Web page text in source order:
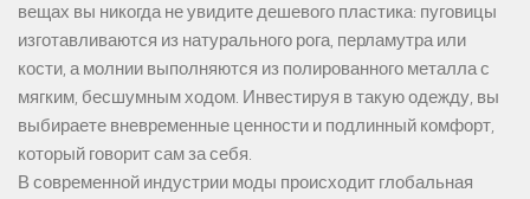
вещах вы никогда не увидите дешевого пластика: пуговицы
изготавливаются из натурального рога, перламутра или
кости, а молнии выполняются из полированного металла с
мягким, бесшумным ходом. Инвестируя в такую одежду, вы
выбираете вневременные ценности и подлинный комфорт,
который говорит сам за себя.
В современной индустрии моды происходит глобальная